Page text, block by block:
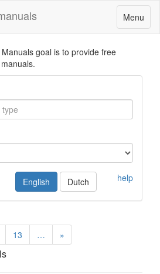
Toggle
navigation
Menu
goal is to provide free
help
English Dutch
13 … »